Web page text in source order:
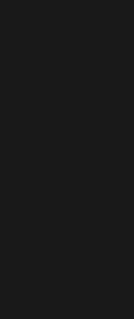
ventana)
ventana)